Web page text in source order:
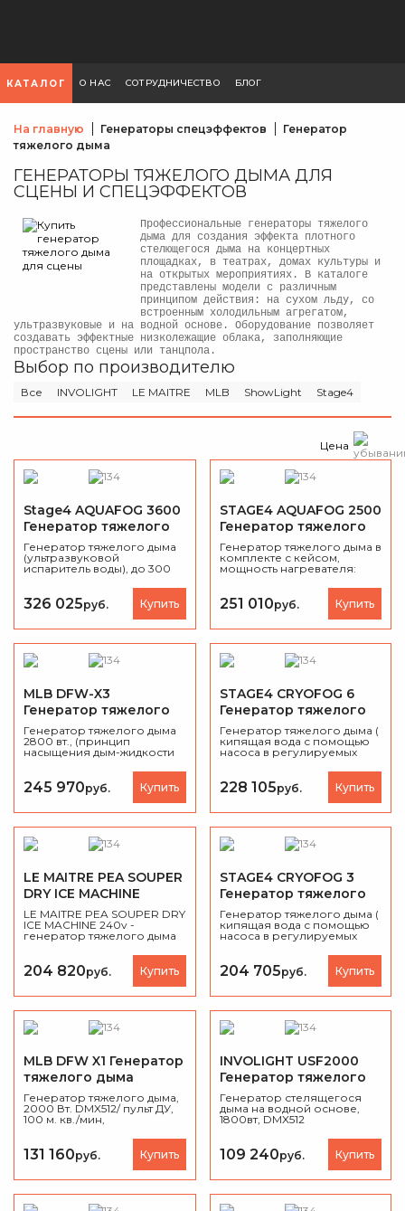
КАТАЛОГ О НАС СОТРУДНИЧЕСТВО БЛОГ
На главную Генераторы спецэффектов
Генератор
тяжелого дыма
ГЕНЕРАТОРЫ ТЯЖЕЛОГО ДЫМА ДЛЯ
СЦЕНЫ И СПЕЦЭФФЕКТОВ
Профессиональные генераторы тяжелого
дыма для создания эффекта плотного
стелющегося дыма на концертных
площадках, в театрах, домах культуры и
на открытых мероприятиях. В каталоге
представлены модели с различным
принципом действия: на сухом льду, со
встроенным холодильным агрегатом,
ультразвуковые и на водной основе. Оборудование позволяет
создавать эффектные низколежащие облака, заполняющие
пространство сцены или танцпола.
Выбор по производителю
Все INVOLIGHT LE MAITRE MLB ShowLight Stage4
Цена
Stage4 AQUAFOG 3600
Генератор тяжелого
дыма
Генератор тяжелого дыма
(ультразвуковой
испаритель воды), до 300
панель на корпусе, ПДУ
(опция), вес 60 кг. туровый
кейс.
326 025руб. Купить
STAGE4 AQUAFOG 2500
Генератор тяжелого
дыма
Генератор тяжелого дыма в
комплекте с кейсом,
мощность нагревателя:
покрытия до 200 метров.
251 010руб. Купить
MLB DFW-X3
Генератор тяжелого
дыма
Генератор тяжелого дыма
2800 вт., (принцип
насыщения дым-жидкости
беспроводной ПДУ /
панель управления на
корпусе, туровый кейс, вес
58 кг.
245 970руб. Купить
STAGE4 CRYOFOG 6
Генератор тяжелого
дыма
Генератор тяжелого дыма (
кипящая вода с помощью
насоса в регулируемых
камеру с твёрдым CO2),
Энергопотребление, Вт
6100. Максимальная
площадь покрытия, м2 700.
Предварительный нагрев с
1 нагревателем, мин 55.
Предварительный нагрев с
2 нагревателями, мин 28.
34, Время естественного
испарения сухого льда, ч
24. Резервуар для воды, л
40. DMX-512, панель на
корпусе. Таймер,
непрерывный режим,
ручной режим.
228 105руб. Купить
LE MAITRE PEA SOUPER
DRY ICE MACHINE
Генератор тяжелого
дыма
LE MAITRE PEA SOUPER DRY
ICE MACHINE 240v -
генератор тяжелого дыма
степени регулировки
выхода дыма, мощность
2400W
204 820руб. Купить
STAGE4 CRYOFOG 3
Генератор тяжелого
дыма
Генератор тяжелого дыма (
кипящая вода с помощью
насоса в регулируемых
камеру с твёрдым CO2),
Энергопотребление, Вт
6100. Максимальная
площадь покрытия, м2 550*.
Предварительный нагрев с
1 нагревателем, мин 45.
Предварительный нагрев с
2 нагревателями, мин 23.
12. Время естественного
испарения сухого льда, ч
10. Резервуар для воды, л
32. DMX-512, панель на
корпусе. Таймер,
непрерывный режим,
ручной режим.
204 705руб. Купить
MLB DFW X1 Генератор
тяжелого дыма
Генератор тяжелого дыма,
2000 Вт. DMX512/ пульт ДУ,
100 м. кв./мин,
насыщения дым-жидкости
водяным паром.
131 160руб. Купить
INVOLIGHT USF2000
Генератор тяжелого
дыма
Генератор стелящегося
дыма на водной основе,
1800вт, DMX512
109 240руб. Купить